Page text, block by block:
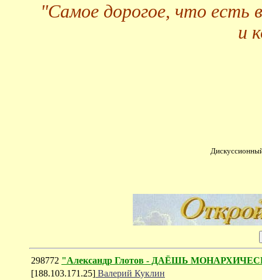
"Самое дорогое, что есть
и
298772 "Александр Глотов - ДАЁШЬ
[188.103.171.25] Валерий Куклин